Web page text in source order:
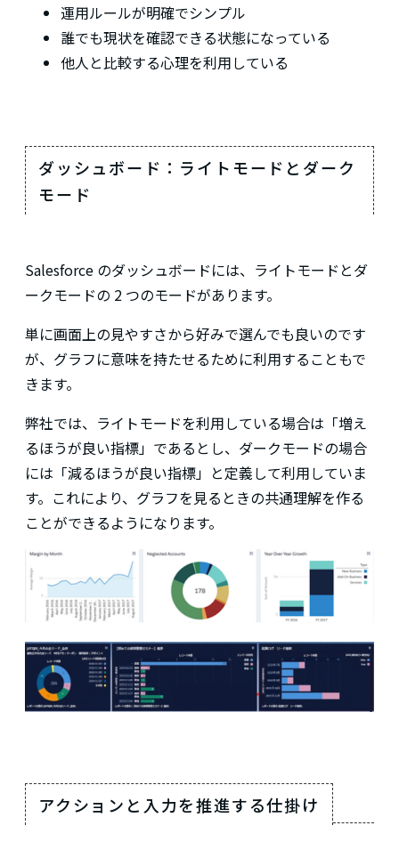
運用ルールが明確でシンプル
誰でも現状を確認できる状態になっている
他人と比較する心理を利用している
ダッシュボード：ライトモードとダーク
モード
Salesforce のダッシュボードには、ライトモードとダ
ークモードの 2 つのモードがあります。
単に画面上の見やすさから好みで選んでも良いのです
が、グラフに意味を持たせるために利用することもで
きます。
弊社では、ライトモードを利用している場合は「増え
るほうが良い指標」であるとし、ダークモードの場合
には「減るほうが良い指標」と定義して利用していま
す。これにより、グラフを見るときの共通理解を作る
ことができるようになります。
アクションと入力を推進する仕掛け